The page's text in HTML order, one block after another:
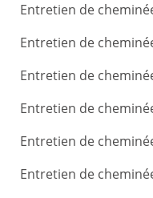
Entretien de
Entretien de
Entretien de
Entretien de
Entretien de
Entretien de